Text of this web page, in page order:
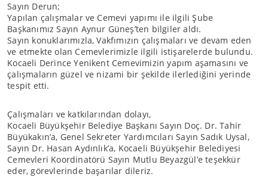
Sayın Derun;
Yapılan çalışmalar ve Cemevi yapımı ile ilgili Şube
Başkanımız Sayın Aynur Güneş’ten bilgiler aldı.
Sayın konuklarımızla, Vakfımızın çalışmaları ve devam eden
ve etmekte olan Cemevlerimizle ilgili istişarelerde bulundu.
Kocaeli Derince Yenikent Cemevimizin yapım aşamasını ve
çalışmaların güzel ve nizami bir şekilde ilerlediğini yerinde
tespit etti.
Çalışmaları ve katkılarından dolayı,
Kocaeli Büyükşehir Belediye Başkanı Sayın Doç. Dr. Tahir
Büyükakın’a, Genel Sekreter Yardımcıları Sayın Sadık Uysal,
Sayın Dr. Hasan Aydınlık’a, Kocaeli Büyükşehir Belediyesi
Cemevleri Koordinatörü Sayın Mutlu Beyazgül’e teşekkür
eder, görevlerinde başarılar dileriz.